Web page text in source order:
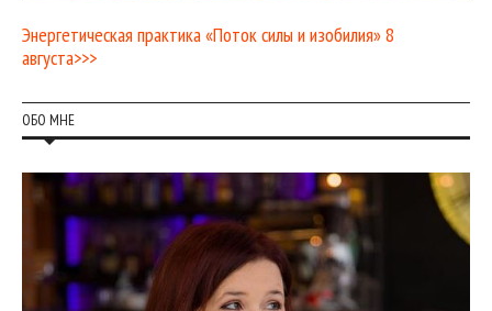
Энергетическая практика «Поток силы и изобилия» 8
августа>>>
ОБО МНЕ